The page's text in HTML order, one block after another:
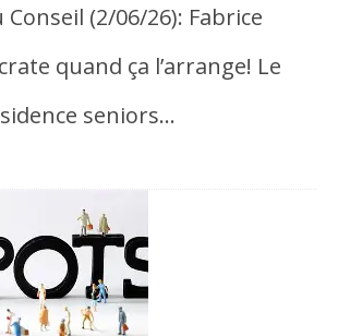
Conseil (2/06/26): Fabrice
quand ça l’arrange! Le
seniors…